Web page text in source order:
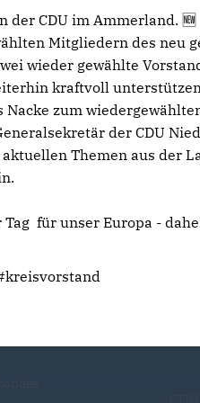
der CDU im Ammerland. 🆕
Mitgliedern des neu
wieder gewählte
kraftvoll
zum
der CDU
Themen aus der
für unser Europa -